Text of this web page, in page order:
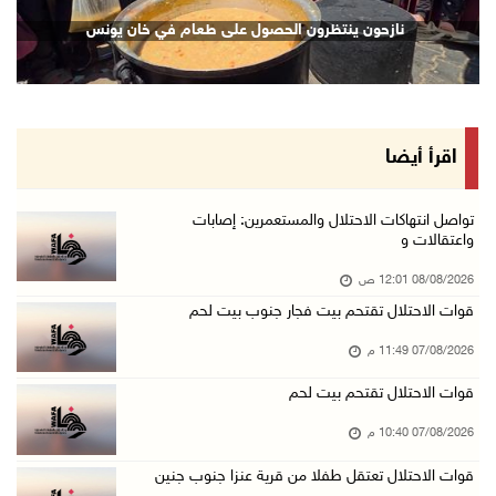
نادي الأسير: تجديد أمرَ منع زيارات الأسرى إجر ...
07/آب/2026 08:24 م
مستعمرون يهاجمون قرية أبو نجيم ويصيبون مواطني ...
مستعمرون يهاجمون مساكن المواطنين في خربة الحم ...
بعد تجديد منع زيارات المعتقلين: أبو الحمص يدع ...
الرئاسة ترحب بإطلاق السعودية التحالف البحري ا ...
07/آب/2026 06:17 م
(محدث) نابلس: إصابة مواطن واعتقاله إثر هجوم ل ...
07/آب/2026 06:04 م
الرئاسة ترحب باتفاقية مكة للدفاع المشترك بين ...
نازحون ينتظرون الحصول على طعام في خان يونس
اقرأ أيضا
تواصل انتهاكات الاحتلال والمستعمرين: إصابات
واعتقالات و
08/08/2026 12:01 ص
قوات الاحتلال تقتحم بيت فجار جنوب بيت لحم
07/08/2026 11:49 م
قوات الاحتلال تقتحم بيت لحم
07/08/2026 10:40 م
قوات الاحتلال تعتقل طفلا من قرية عنزا جنوب جنين